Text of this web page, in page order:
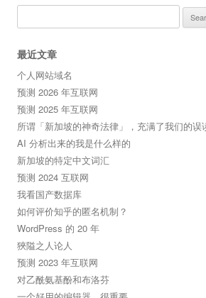
for:
最近文章
个人网站域名
预测 2026 年互联网
预测 2025 年互联网
所谓「新加坡的神奇法律」，充满了我们的误
AI 分析出来的我是什么样的
新加坡的特定中文词汇
预测 2024 互联网
我看国产数据库
如何评价知乎的匿名机制？
WordPress 的 20 年
狹隘之人论人
预测 2023 年互联网
对乙酰氨基酚和布洛芬